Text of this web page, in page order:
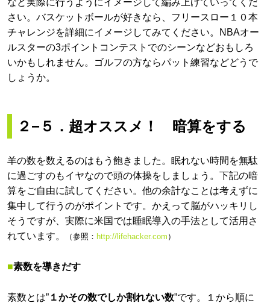
など実際に行うようにイメージして編み上げていってくだ
さい。バスケットボールが好きなら、フリースロー１０本
チャレンジを詳細にイメージしてみてください。NBAオー
ルスターの3ポイントコンテストでのシーンなどおもしろ
いかもしれません。ゴルフの方ならパット練習などどうで
しょうか。
２−５．超オススメ！ 暗算をする
羊の数を数えるのはもう飽きました。眠れない時間を無駄
に過ごすのもイヤなので頭の体操をしましょう。下記の暗
算をご自由に試してください。他の余計なことは考えずに
集中して行うのがポイントです。かえって脳がハッキリし
そうですが、実際に米国では睡眠導入の手法として活用さ
れています。
（参照： http://lifehacker.com ）
■素数を導きだす
素数とは” １かその数でしか割れない数”です。１から順に